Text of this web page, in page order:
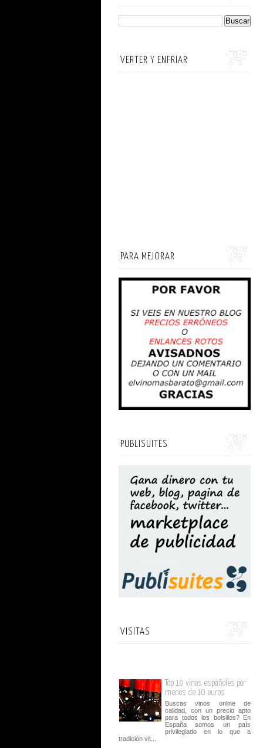
VERTER Y ENFRIAR
PARA MEJORAR
PUBLISUITES
VISITAS
Top 10 vinos españoles por
menos de 10 euros
Buscas vinos online de
calidad, con un precio apto
para todos los bolsillos? En
España somos un país
privilegiado en lo que a
tradición vit...